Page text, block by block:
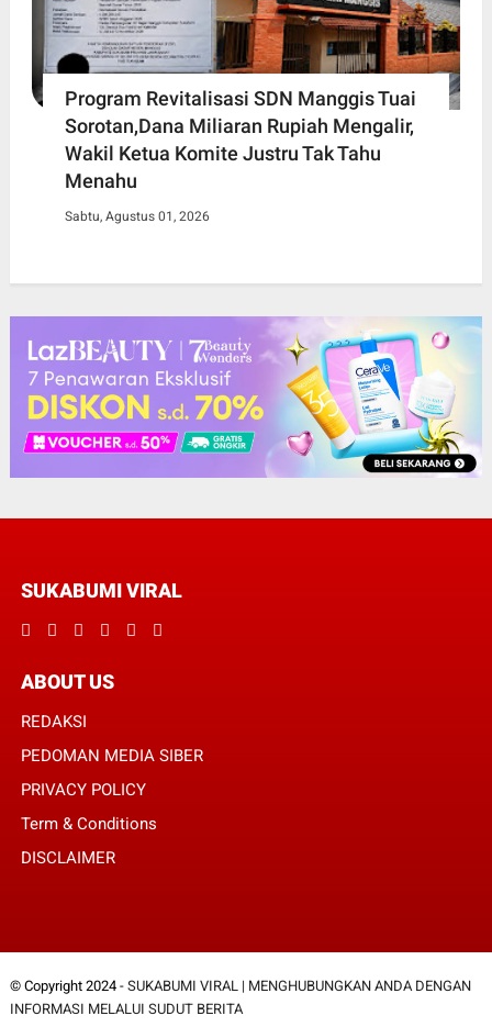
Program Revitalisasi SDN Manggis Tuai
Sorotan,Dana Miliaran Rupiah Mengalir,
Wakil Ketua Komite Justru Tak Tahu
Menahu
Sabtu, Agustus 01, 2026
SUKABUMI VIRAL
ABOUT US
REDAKSI
PEDOMAN MEDIA SIBER
PRIVACY POLICY
Term & Conditions
DISCLAIMER
© Copyright 2024 - SUKABUMI VIRAL | MENGHUBUNGKAN ANDA DENGAN
INFORMASI MELALUI SUDUT BERITA